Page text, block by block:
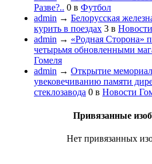
Разве?.. 0 в Футбол
admin → Белорусская
курить в поездах 3 в
admin → «Родная Сторона»
четырьмя обновленными
Гомеля
admin → Открытие
увековечиванию памяти
стеклозавода 0 в Новости
Привязанные
Нет привязанных